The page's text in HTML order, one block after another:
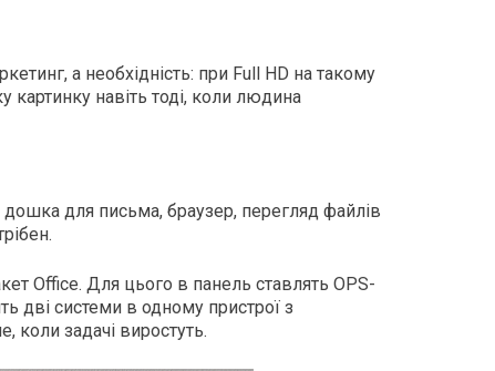
а необхідність: при Full HD на такому
картинку навіть тоді, коли людина
для письма, браузер, перегляд файлів
Office. Для цього в панель ставлять OPS-
дві системи в одному пристрої з
коли задачі виростуть.